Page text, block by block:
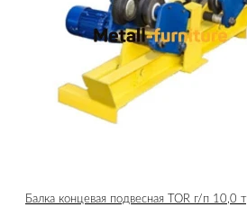
Балка концевая подвесная TOR г/п 10,0 т